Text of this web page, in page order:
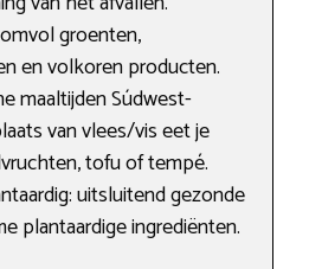
groenten,
en volkoren producten.
maaltijden Súdwest-
van vlees/vis eet je
tofu of tempé.
uitsluitend gezonde
plantaardige ingrediënten.